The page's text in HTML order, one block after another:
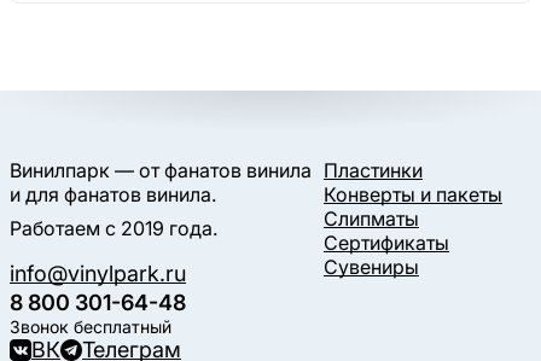
Винилпарк — от фанатов винила
и для фанатов винила.
Работаем с 2019 года.
info@vinylpark.ru
8 800 301-64-48
Звонок бесплатный
ВК Телеграм
Пластинки
Конверты и пакеты
Слипматы
Сертификаты
Сувениры